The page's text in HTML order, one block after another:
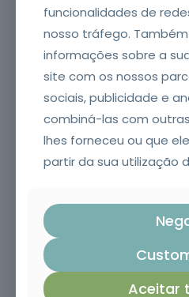
A voz de
funcionalidades de
nosso tráfego.
informações sobre a
site com os nossos
sociais, publicidade e
combiná-las com
lhes forneceu ou que
partir da sua utilização
Aceitar